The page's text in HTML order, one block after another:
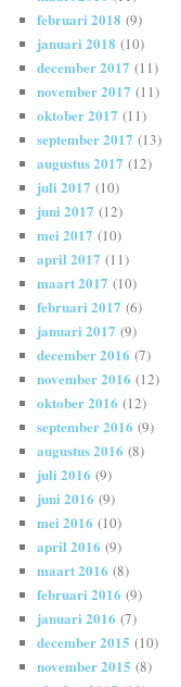
februari 2018 (9)
januari 2018 (10)
december 2017 (11)
november 2017 (11)
oktober 2017 (11)
september 2017 (13)
augustus 2017 (12)
juli 2017 (10)
juni 2017 (12)
mei 2017 (10)
april 2017 (11)
maart 2017 (10)
februari 2017 (6)
januari 2017 (9)
december 2016 (7)
november 2016 (12)
oktober 2016 (12)
september 2016 (9)
augustus 2016 (8)
juli 2016 (9)
juni 2016 (9)
mei 2016 (10)
april 2016 (9)
maart 2016 (8)
februari 2016 (9)
januari 2016 (7)
december 2015 (10)
november 2015 (8)